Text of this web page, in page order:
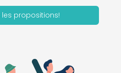
propositions!